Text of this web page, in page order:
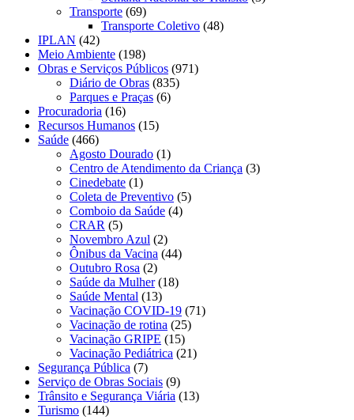
Transporte (69)
Transporte Coletivo (48)
IPLAN (42)
Meio Ambiente (198)
Obras e Serviços Públicos (971)
Diário de Obras (835)
Parques e Praças (6)
Procuradoria (16)
Recursos Humanos (15)
Saúde (466)
Agosto Dourado (1)
Centro de Atendimento da Criança (3)
Cinedebate (1)
Coleta de Preventivo (5)
Comboio da Saúde (4)
CRAR (5)
Novembro Azul (2)
Ônibus da Vacina (44)
Outubro Rosa (2)
Saúde da Mulher(18)
Saúde Mental (13)
Vacinação COVID-19 (71)
Vacinação de rotina (25)
Vacinação GRIPE (15)
Vacinação Pediátrica (21)
Segurança Pública (7)
Serviço de Obras Sociais (9)
Trânsito e Segurança Viária (13)
Turismo (144)